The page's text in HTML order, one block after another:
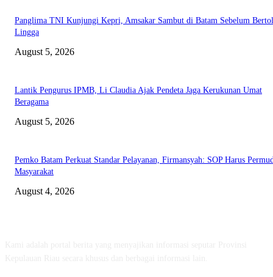
Panglima TNI Kunjungi Kepri, Amsakar Sambut di Batam Sebelum
Lingga
August 5, 2026
Lantik Pengurus IPMB, Li Claudia Ajak Pendeta Jaga Kerukunan Umat
Beragama
August 5, 2026
Pemko Batam Perkuat Standar Pelayanan, Firmansyah: SOP Harus
Masyarakat
August 4, 2026